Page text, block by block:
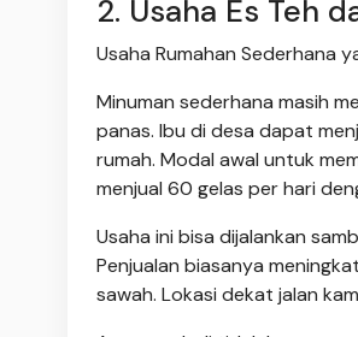
2. Usaha Es Teh
Usaha Rumahan Sederhana
Minuman sederhana masih
panas. Ibu di desa dapat
rumah. Modal awal untuk
menjual 60 gelas per hari
Usaha ini bisa dijalankan
Penjualan biasanya
sawah. Lokasi dekat jalan